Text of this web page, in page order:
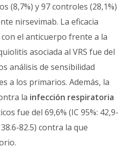
(8,7%) y 97 controles (28,1%)
nirsevimab. La eficacia
el anticuerpo frente a la
asociada al VRS fue del
análisis de sensibilidad
a los primarios. Además, la
la infección respiratoria
fue del 69,6% (IC 95%: 42,9-
82.5) contra la que